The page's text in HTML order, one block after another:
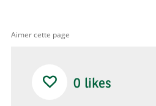
Aimer cette page
0 likes